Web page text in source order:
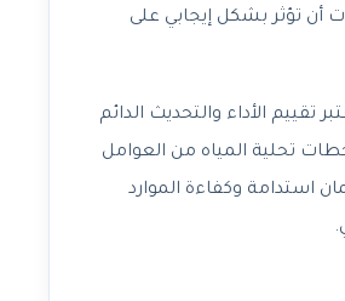
أن تؤثر بشكل إيجابي على
تقييم الأداء والتحديث الدائم
تحلية المياه من العوامل
استدامة وكفاءة الموارد